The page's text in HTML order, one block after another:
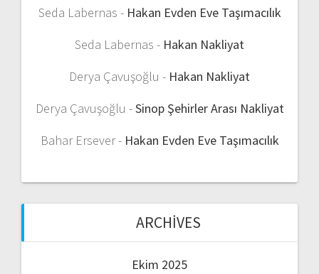
Seda Labernas - Hakan Evden Eve Taşımacılık
Seda Labernas - Hakan Nakliyat
Derya Çavuşoğlu - Hakan Nakliyat
Derya Çavuşoğlu -Sinop Şehirler Arası Nakliyat
Bahar Ersever- Hakan Evden Eve Taşımacılık
ARCHIVES
Ekim 2025